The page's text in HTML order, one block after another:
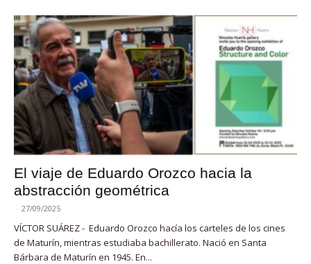
El viaje de Eduardo Orozco hacia la
abstracción geométrica
- 27/09/2025
VÍCTOR SUÁREZ - Eduardo Orozco hacía los carteles de los cines
de Maturín, mientras estudiaba bachillerato. Nació en Santa
Bárbara de Maturín en 1945. En...